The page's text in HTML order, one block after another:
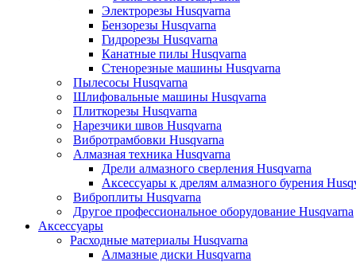
Электрорезы Husqvarna
Бензорезы Husqvarna
Гидрорезы Husqvarna
Канатные пилы Husqvarna
Стенорезные машины Husqvarna
Пылесосы Husqvarna
Шлифовальные машины Husqvarna
Плиткорезы Husqvarna
Нарезчики швов Husqvarna
Вибротрамбовки Husqvarna
Алмазная техника Husqvarna
Дрели алмазного сверления Husqvarna
Аксессуары к дрелям алмазного бурения
Виброплиты Husqvarna
Другое профессиональное оборудование Husqvarna
Аксессуары
Расходные материалы Husqvarna
Алмазные диски Husqvarna